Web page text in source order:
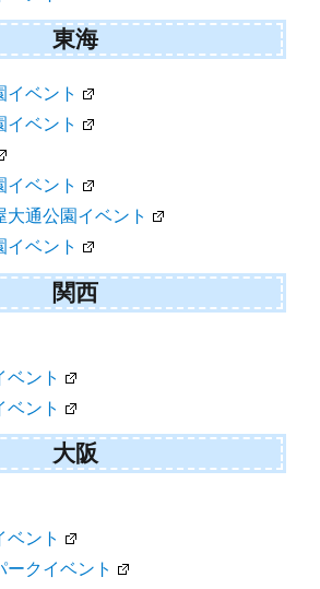
東海
イベント
イベント
イベント
通公園イベント
イベント
関西
ベント
ベント
大阪
ベント
ークイベント